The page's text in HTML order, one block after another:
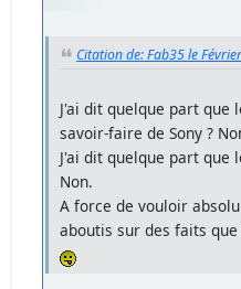
Citation de: Fab35 le
J'ai dit quelque part que
savoir-faire de Sony ?
J'ai dit quelque part que
Non.
A force de vouloir
aboutis sur des faits